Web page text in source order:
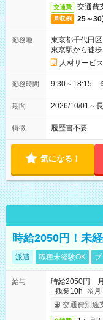
交通費 交通費
月収例 25～30
勤務地
東京都千代田区
東京駅から徒
人材サービ
勤務時間 9:30～18:15 ※
期間 2026/10/01～
特徴 履歴書不要
気になる！
時給2050円！未
派遣 職種未経験OK
給与
時給2050円
+残業10h ※月
取りサービス
交通費別途